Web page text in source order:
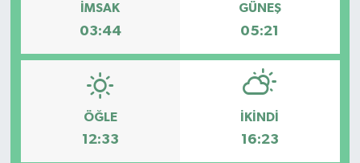
İMSAK
03:44
GÜNEŞ
05:21
ÖĞLE
12:33
İKINDI
16:23